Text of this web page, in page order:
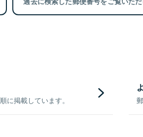
に掲載しています。